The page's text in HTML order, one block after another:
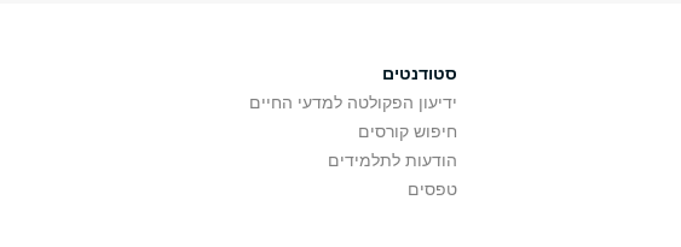
סטודנטים
ידיעון הפקולטה למדעי החיים
חיפוש קורסים
הודעות לתלמידים
טפסים